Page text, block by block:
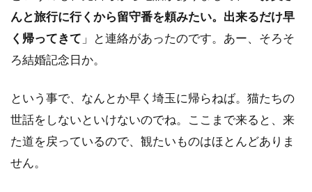
んと旅行に行くから留守番を頼みたい。出来るだけ早
く帰ってきて 」と連絡があったのです。あー、そろそ
ろ結婚記念日か。
という事で、なんとか早く埼玉に帰らねば。猫たちの
世話をしないといけないのでね。ここまで来ると、来
た道を戻っているので、観たいものはほとんどありま
せん。